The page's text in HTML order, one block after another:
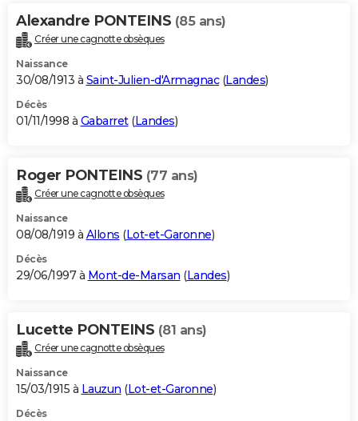
Alexandre PONTEINS (85 ans)
Créer une cagnotte obsèques
Naissance
30/08/1913 à Saint-Julien-d'Armagnac(Landes)
Décès
01/11/1998 à Gabarret(Landes)
Roger PONTEINS (77 ans)
Créer une cagnotte obsèques
Naissance
08/08/1919 à Allons (Lot-et-Garonne)
Décès
29/06/1997 à Mont-de-Marsan (Landes)
Lucette PONTEINS (81 ans)
Créer une cagnotte obsèques
Naissance
15/03/1915 à Lauzun (Lot-et-Garonne)
Décès